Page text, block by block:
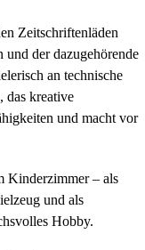
Zeitschriftenläden
der dazugehörende
an technische
das kreative
und macht vor
Kinderzimmer – als
und als
Hobby.